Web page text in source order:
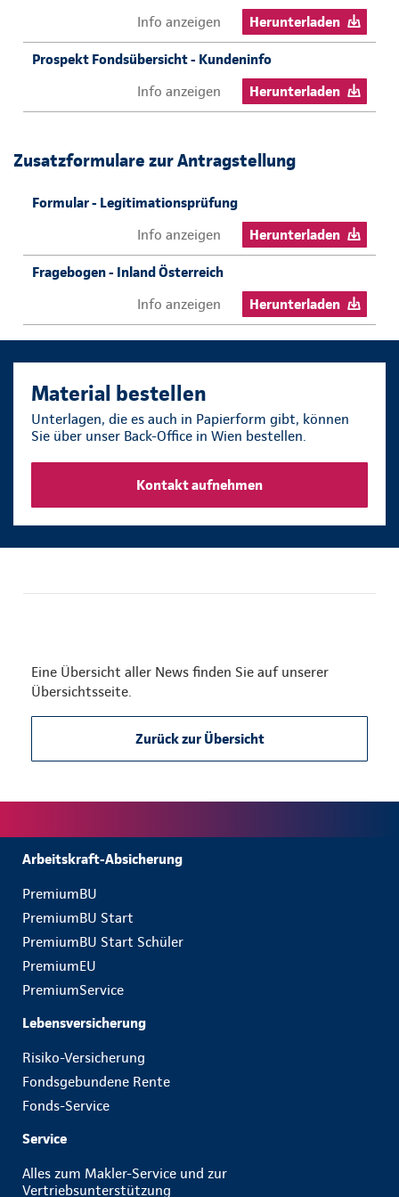
Info anzeigen
Herunterladen
Prospekt Fondsübersicht - Kundeninfo
Info anzeigen
Herunterladen
Zusatzformulare zur Antragstellung
Formular - Legitimationsprüfung
Info anzeigen
Herunterladen
Fragebogen - Inland Österreich
Info anzeigen
Herunterladen
Material bestellen
Unterlagen, die es auch in Papierform gibt, können
Sie über unser Back-Office in Wien bestellen.
Kontakt aufnehmen
Eine Übersicht aller News finden Sie auf unserer
Übersichtsseite.
Zurück zur Übersicht
Arbeitskraft-Absicherung
PremiumBU
PremiumBU Start
PremiumBU Start Schüler
PremiumEU
PremiumService
Lebensversicherung
Risiko-Versicherung
Fondsgebundene Rente
Fonds-Service
Service
Alles zum Makler-Service und zur
Vertriebsunterstützung